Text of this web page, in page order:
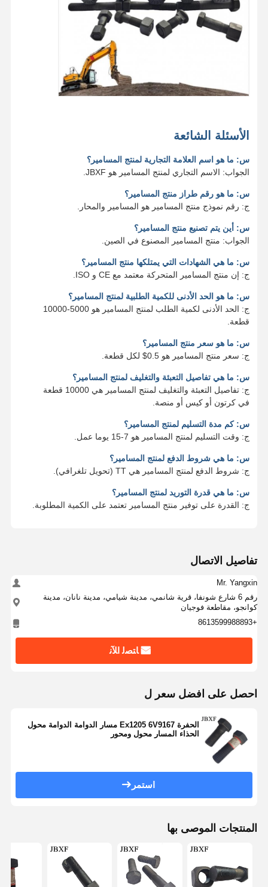
الأسئلة الشائعة
س: ما هو اسم العلامة التجارية لمنتج المسامير؟
الجواب: الاسم التجاري لمنتج المسامير هو JBXF.
س: ما هو رقم طراز منتج المسامير؟
ج: رقم نموذج منتج المسامير هو المسامير والمحار.
س: أين يتم تصنيع منتج المسامير؟
الجواب: منتج المسامير المصنوع في الصين.
س: ما هي الشهادات التي يمتلكها منتج المسامير؟
ج: إن منتج المسامير المتحركة معتمد مع CE و ISO.
س: ما هو الحد الأدنى للكمية الطلبية لمنتج المسامير؟
ج: الحد الأدنى لكمية الطلب لمنتج المسامير هو 5000-10000
قطعة.
س: ما هو سعر منتج المسامير؟
ج: سعر منتج المسامير هو 0.5$ لكل قطعة.
س: ما هي تفاصيل التعبئة والتغليف لمنتج المسامير؟
ج: تفاصيل التعبئة والتغليف لمنتج المسامير هي 10000 قطعة
في كرتون أو كيس أو منصة.
س: كم مدة التسليم لمنتج المسامير؟
ج: وقت التسليم لمنتج المسامير هو 7-15 يوما عمل.
س: ما هي شروط الدفع لمنتج المسامير؟
ج: شروط الدفع لمنتج المسامير هي TT (تحويل تلغرافي).
س: ما هي قدرة التوريد لمنتج المسامير؟
ج: القدرة على توفير منتج المسامير تعتمد على الكمية المطلوبة.
تفاصيل الاتصال
Mr. Yangxin
رقم 6 شارع شونفا، قرية شانمي، مدينة شيامي، مدينة نانان، مدينة
كوانجو، مقاطعة فوجيان
+8613599988893
ﺎﺘﺼﻟ ﺍﻶﻧ
احصل على افضل سعر ل
الحفرة Ex1205 6V9167 مسار الدوامة الدوامة محول
الحذاء المسار محول ومحور
استمر
المنتجات الموصى بها